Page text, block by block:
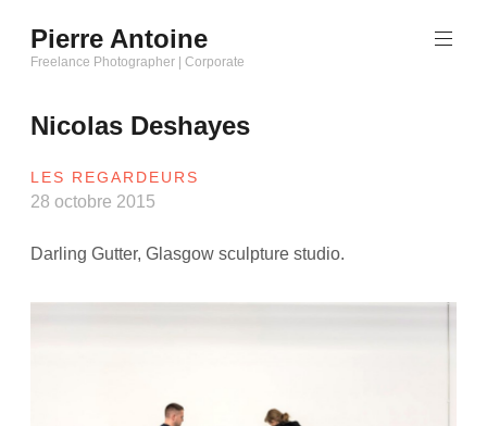
au
contenu
Pierre Antoine
Freelance Photographer | Corporate
Nicolas Deshayes
LES REGARDEURS
28 octobre 2015
Darling Gutter, Glasgow sculpture studio.